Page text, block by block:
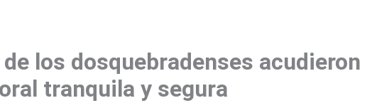
de los dosquebradenses
tranquila y segura